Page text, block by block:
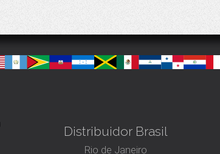
Distribuidor Brasil
Rio de Janeiro